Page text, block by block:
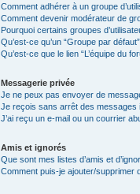
Comment adhérer à un groupe
Comment devenir modérateur de
Pourquoi certains groupes
Qu’est-ce qu’un “Groupe par
Qu’est-ce que le lien “L’équipe du
Messagerie privée
Je ne peux pas envoyer de
Je reçois sans arrêt des messages
J’ai reçu un e-mail ou un courrier
Amis et ignorés
Que sont mes listes d’amis et
Comment puis-je ajouter/supprimer